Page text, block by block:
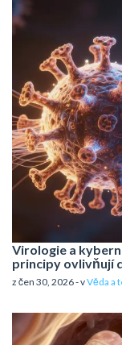
Virologie a
principy ovlivňují
z čen 30, 2026 - vVěda a